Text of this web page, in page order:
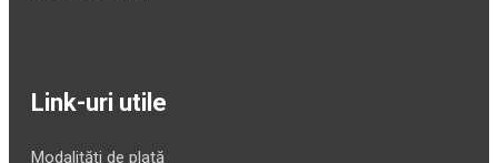
Link-uri utile
Modalități de plată